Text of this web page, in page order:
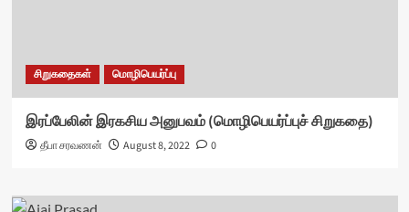
சிறுகதைகள் மொழிபெயர்ப்பு
இரப்பேலின் இரகசிய அனுபவம் (மொழிபெயர்ப்புச் சிறுகதை)
தீபா சரவணன் August 8, 2022 0